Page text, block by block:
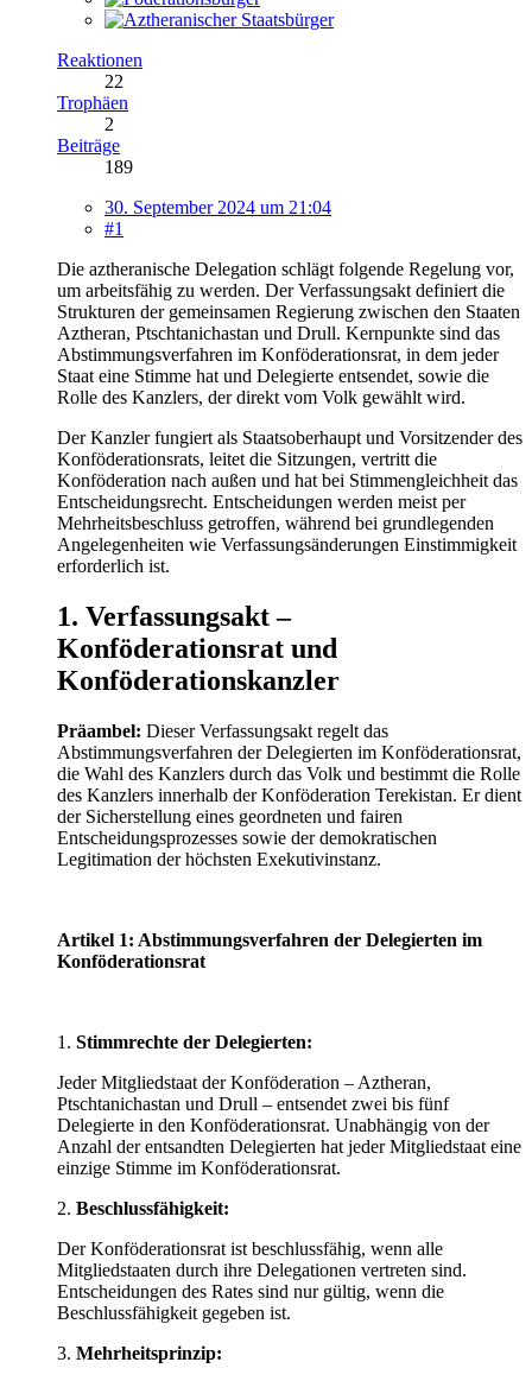
Reaktionen
22
Trophäen
2
Beiträge
189
30. September 2024 um 21:04
#1
Die aztheranische Delegation schlägt folgende Regelung vor,
um arbeitsfähig zu werden. Der Verfassungsakt definiert die
Strukturen der gemeinsamen Regierung zwischen den Staaten
Aztheran, Ptschtanichastan und Drull. Kernpunkte sind das
Abstimmungsverfahren im Konföderationsrat, in dem jeder
Staat eine Stimme hat und Delegierte entsendet, sowie die
Rolle des Kanzlers, der direkt vom Volk gewählt wird.
Der Kanzler fungiert als Staatsoberhaupt und Vorsitzender des
Konföderationsrats, leitet die Sitzungen, vertritt die
Konföderation nach außen und hat bei Stimmengleichheit das
Entscheidungsrecht. Entscheidungen werden meist per
Mehrheitsbeschluss getroffen, während bei grundlegenden
Angelegenheiten wie Verfassungsänderungen Einstimmigkeit
erforderlich ist.
1. Verfassungsakt –
Konföderationsrat und
Konföderationskanzler
Präambel: Dieser Verfassungsakt regelt das
Abstimmungsverfahren der Delegierten im Konföderationsrat,
die Wahl des Kanzlers durch das Volk und bestimmt die Rolle
des Kanzlers innerhalb der Konföderation Terekistan. Er dient
der Sicherstellung eines geordneten und fairen
Entscheidungsprozesses sowie der demokratischen
Legitimation der höchsten Exekutivinstanz.
Artikel 1: Abstimmungsverfahren der Delegierten im
Konföderationsrat
1. Stimmrechte der Delegierten:
Jeder Mitgliedstaat der Konföderation – Aztheran,
Ptschtanichastan und Drull – entsendet zwei bis fünf
Delegierte in den Konföderationsrat. Unabhängig von der
Anzahl der entsandten Delegierten hat jeder Mitgliedstaat eine
einzige Stimme im Konföderationsrat.
2. Beschlussfähigkeit:
Der Konföderationsrat ist beschlussfähig, wenn alle
Mitgliedstaaten durch ihre Delegationen vertreten sind.
Entscheidungen des Rates sind nur gültig, wenn die
Beschlussfähigkeit gegeben ist.
3. Mehrheitsprinzip: